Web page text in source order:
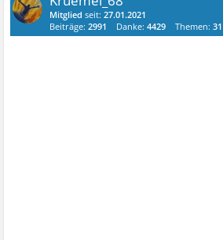
Mitglied seit:27.01.2021
Beiträge:2991 Danke:4429 Themen:31